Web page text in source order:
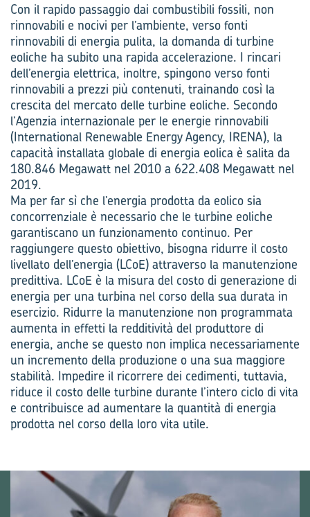
Con il rapido passaggio dai combustibili fossili, non
rinnovabili e nocivi per l’ambiente, verso fonti
rinnovabili di energia pulita, la domanda di turbine
eoliche ha subito una rapida accelerazione. I rincari
dell’energia elettrica, inoltre, spingono verso fonti
rinnovabili a prezzi più contenuti, trainando così la
crescita del mercato delle turbine eoliche. Secondo
l’Agenzia internazionale per le energie rinnovabili
(International Renewable Energy Agency, IRENA), la
capacità installata globale di energia eolica è salita da
180.846 Megawatt nel 2010 a 622.408 Megawatt nel
2019.
Ma per far sì che l’energia prodotta da eolico sia
concorrenziale è necessario che le turbine eoliche
garantiscano un funzionamento continuo. Per
raggiungere questo obiettivo, bisogna ridurre il costo
livellato dell’energia (LCoE) attraverso la manutenzione
predittiva. LCoE è la misura del costo di generazione di
energia per una turbina nel corso della sua durata in
esercizio. Ridurre la manutenzione non programmata
aumenta in effetti la redditività del produttore di
energia, anche se questo non implica necessariamente
un incremento della produzione o una sua maggiore
stabilità. Impedire il ricorrere dei cedimenti, tuttavia,
riduce il costo delle turbine durante l’intero ciclo di vita
e contribuisce ad aumentare la quantità di energia
prodotta nel corso della loro vita utile.